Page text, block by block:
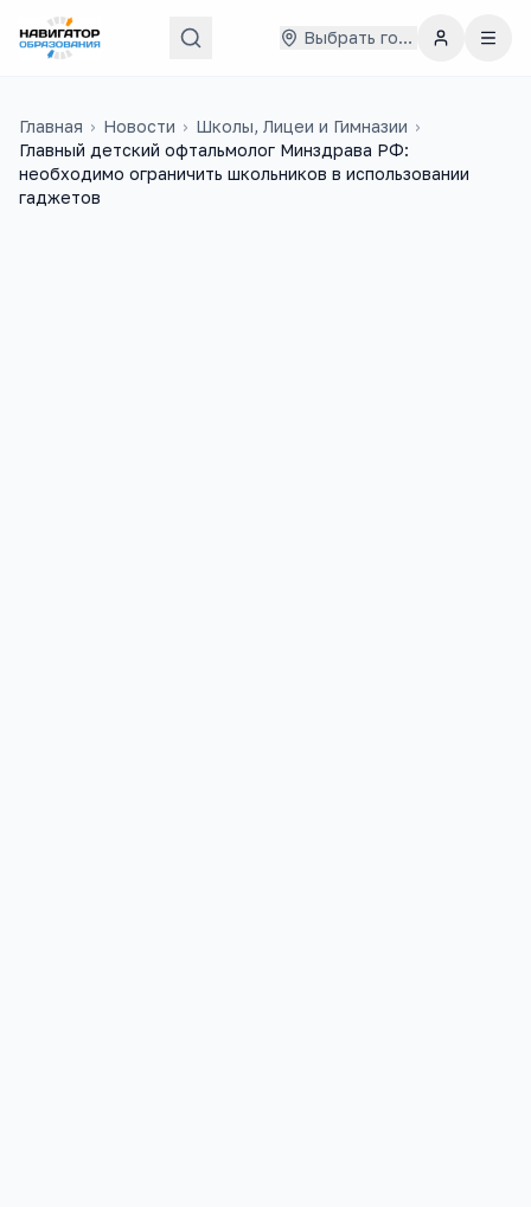
Выбрать город
Главная › Новости › Школы, Лицеи и Гимназии ›
Главный детский офтальмолог Минздрава РФ:
необходимо ограничить школьников в использовании
гаджетов